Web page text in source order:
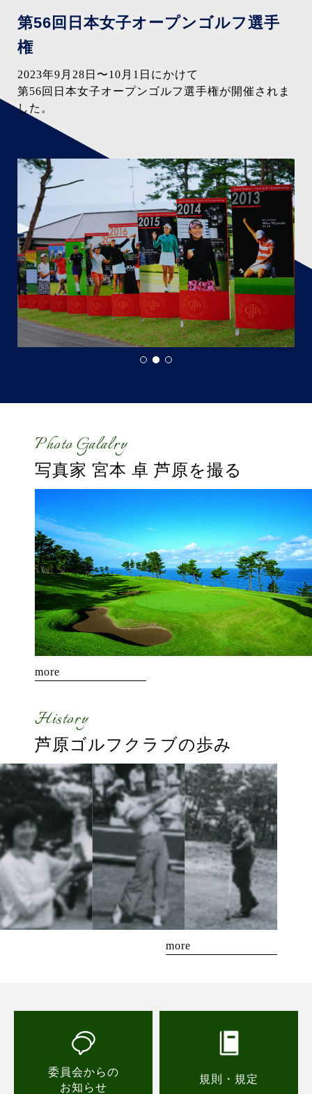
第56回日本女子オープンゴルフ選手
権
2023年9月28日〜10月1日にかけて
第56回日本女子オープンゴルフ選手権が開催されま
した。
Photo Galalry
写真家 宮本 卓 芦原を撮る
more
History
芦原ゴルフクラブの歩み
more
委員会からの
お知らせ
規則・規定